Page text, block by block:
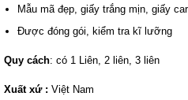
Mẫu mã đẹp, giấy trắng mịn, giấy
Được đóng gói, kiểm tra kĩ lưỡng
Quy cách: có 1 Liên, 2 liên, 3 liên
Xuất xứ : Việt Nam